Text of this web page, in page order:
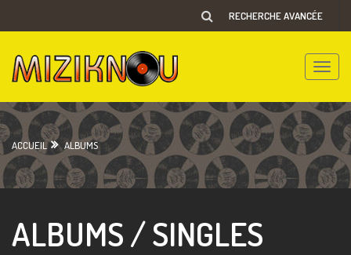
RECHERCHE AVANCÉE
Toggle
ACCUEIL ALBUMS
ALBUMS / SINGLES